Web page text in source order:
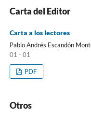
Carta del Editor
Carta a los lectores
Pablo Andrés Escandón
01 - 01
PDF
Otros